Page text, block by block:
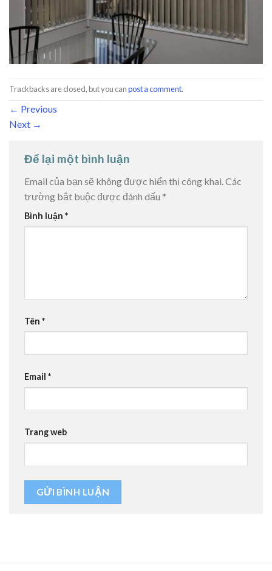
Trackbacks are closed, but you canpost a comment.
← Previous
Next →
Để lại một bình luận
Email của bạn sẽ không được hiển thị công khai.Các
trường bắt buộc được đánh dấu *
Bình luận *
Tên *
Email *
Trang web